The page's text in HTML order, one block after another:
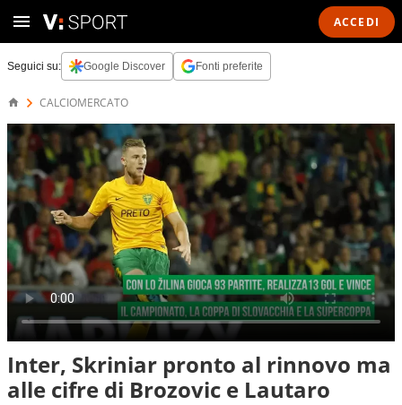
ACCEDI
Seguici su: Google Discover Fonti preferite
CALCIOMERCATO
Inter, Skriniar pronto al rinnovo ma
alle cifre di Brozovic e Lautaro